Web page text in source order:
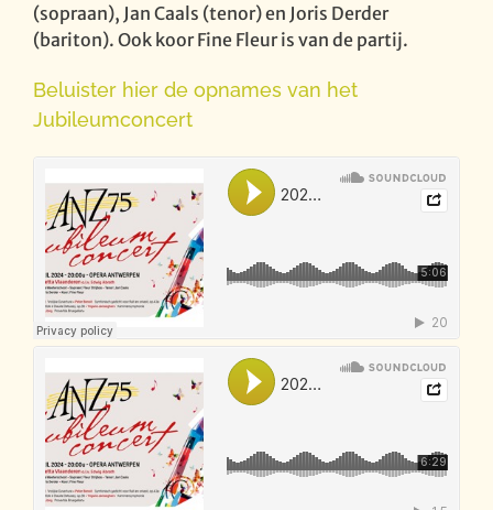
(sopraan), Jan Caals (tenor) en Joris Derder
(bariton). Ook koor Fine Fleur is van de partij.
Beluister hier de opnames van het
Jubileumconcert